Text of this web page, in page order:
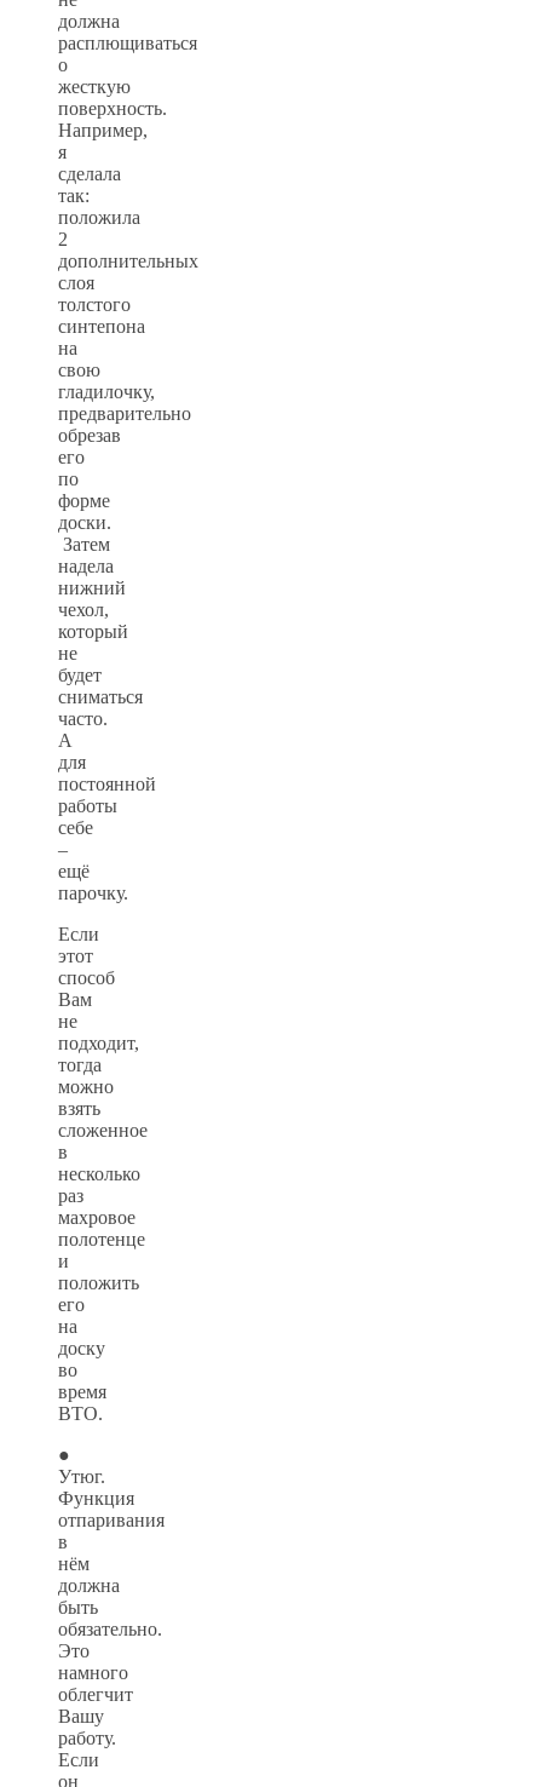
должна
расплющиваться
о
жесткую
поверхность.
Например,
я
сделала
так:
положила
2
дополнительных
слоя
толстого
синтепона
на
свою
гладилочку,
предварительно
обрезав
его
по
форме
доски.
Затем
надела
нижний
чехол,
который
не
будет
сниматься
часто.
А
для
постоянной
работы
себе
–
ещё
парочку.
Если
этот
способ
Вам
не
подходит,
тогда
можно
взять
сложенное
в
несколько
раз
махровое
полотенце
и
положить
его
на
доску
во
время
ВТО.
●
Утюг.
Функция
отпаривания
в
нём
должна
быть
обязательно.
Это
намного
облегчит
Вашу
работу.
Если
он